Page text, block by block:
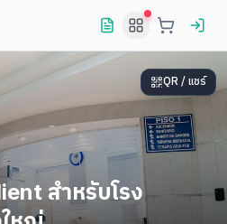
สำหรับโรง
QR / แชร์